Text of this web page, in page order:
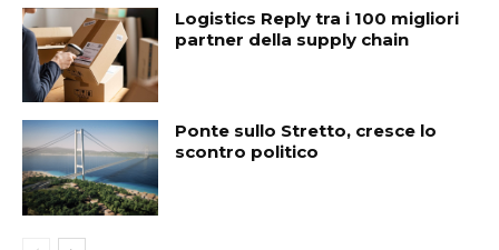
Logistics Reply tra i 100 migliori
partner della supply chain
Ponte sullo Stretto, cresce lo
scontro politico